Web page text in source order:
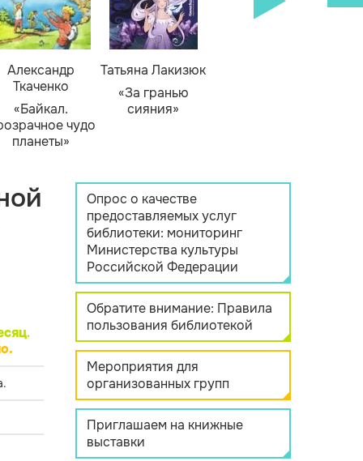
Александр
Ткаченко
«Байкал.
чудо
планеты»
Татьяна Лакизюк
«За гранью
сияния»
.
Опрос о качестве
предоставляемых услуг
библиотеки: мониторинг
Министерства культуры
Российской Федерации
Обратите внимание: Правила
пользования библиотекой
Мероприятия для
организованных групп
Приглашаем на книжные
выставки